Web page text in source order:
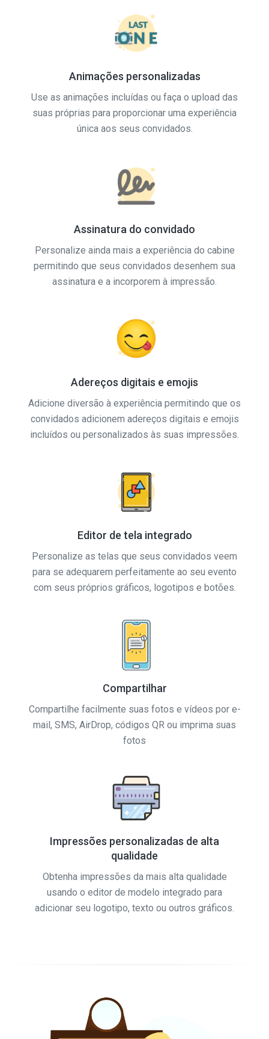
Animações personalizadas
Use as animações incluídas ou faça o upload das
suas próprias para proporcionar uma experiência
única aos seus convidados.
Assinatura do convidado
Personalize ainda mais a experiência do cabine
permitindo que seus convidados desenhem sua
assinatura e a incorporem à impressão.
Adereços digitais e emojis
Adicione diversão à experiência permitindo que os
convidados adicionem adereços digitais e emojis
incluídos ou personalizados às suas impressões.
Editor de tela integrado
Personalize as telas que seus convidados veem
para se adequarem perfeitamente ao seu evento
com seus próprios gráficos, logotipos e botões.
Compartilhar
Compartilhe facilmente suas fotos e vídeos por e-
mail, SMS, AirDrop, códigos QR ou imprima suas
fotos
Impressões personalizadas de alta
qualidade
Obtenha impressões da mais alta qualidade
usando o editor de modelo integrado para
adicionar seu logotipo, texto ou outros gráficos.